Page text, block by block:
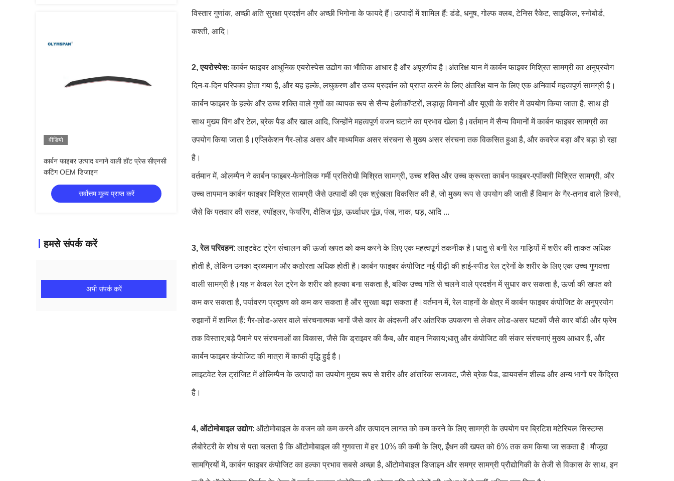
वीडियो
कार्बन फाइबर उत्पाद बनाने वाली हॉट प्रेस सीएनसी
कटिंग OEM डिजाइन
सर्वोत्तम मूल्य प्राप्त करें
हमसे संपर्क करें
अभी संपर्क करें
विस्तार गुणांक, अच्छी क्षति सुरक्षा प्रदर्शन और अच्छी भिगोना के फायदे हैं।उत्पादों में शामिल हैं: डंडे, धनुष, गोल्फ क्लब, टेनिस रैकेट, साइकिल, स्नोबोर्ड,
कश्ती, आदि।
2, एयरोस्पेस: कार्बन फाइबर आधुनिक एयरोस्पेस उद्योग का भौतिक आधार है और अपूरणीय है।अंतरिक्ष यान में कार्बन फाइबर मिश्रित सामग्री का अनुप्रयोग
दिन-ब-दिन परिपक्व होता गया है, और यह हल्के, लघुकरण और उच्च प्रदर्शन को प्राप्त करने के लिए अंतरिक्ष यान के लिए एक अनिवार्य महत्वपूर्ण सामग्री है।
कार्बन फाइबर के हल्के और उच्च शक्ति वाले गुणों का व्यापक रूप से सैन्य हेलीकॉप्टरों, लड़ाकू विमानों और यूएवी के शरीर में उपयोग किया जाता है, साथ ही
साथ मुख्य विंग और टेल, ब्रेक पैड और खाल आदि, जिन्होंने महत्वपूर्ण वजन घटाने का प्रभाव खेला है।वर्तमान में सैन्य विमानों में कार्बन फाइबर सामग्री का
उपयोग किया जाता है।एप्लिकेशन गैर-लोड असर और माध्यमिक असर संरचना से मुख्य असर संरचना तक विकसित हुआ है, और कवरेज बड़ा और बड़ा हो रहा
है।
वर्तमान में, ओलम्पैन ने कार्बन फाइबर-फेनोलिक गर्मी प्रतिरोधी मिश्रित सामग्री, उच्च शक्ति और उच्च क्रूरता कार्बन फाइबर-एपॉक्सी मिश्रित सामग्री, और
उच्च तापमान कार्बन फाइबर मिश्रित सामग्री जैसे उत्पादों की एक श्रृंखला विकसित की है, जो मुख्य रूप से उपयोग की जाती हैं विमान के गैर-तनाव वाले हिस्से,
जैसे कि पतवार की सतह, स्पॉइलर, फेयरिंग, क्षैतिज पूंछ, ऊर्ध्वाधर पूंछ, पंख, नाक, धड़, आदि ...
3, रेल परिवहन: लाइटवेट ट्रेन संचालन की ऊर्जा खपत को कम करने के लिए एक महत्वपूर्ण तकनीक है।धातु से बनी रेल गाड़ियों में शरीर की ताकत अधिक
होती है, लेकिन उनका द्रव्यमान और कठोरता अधिक होती है।कार्बन फाइबर कंपोजिट नई पीढ़ी की हाई-स्पीड रेल ट्रेनों के शरीर के लिए एक उच्च गुणवत्ता
वाली सामग्री है।यह न केवल रेल ट्रेन के शरीर को हल्का बना सकता है, बल्कि उच्च गति से चलने वाले प्रदर्शन में सुधार कर सकता है, ऊर्जा की खपत को
कम कर सकता है, पर्यावरण प्रदूषण को कम कर सकता है और सुरक्षा बढ़ा सकता है।वर्तमान में, रेल वाहनों के क्षेत्र में कार्बन फाइबर कंपोजिट के अनुप्रयोग
रुझानों में शामिल हैं: गैर-लोड-असर वाले संरचनात्मक भागों जैसे कार के अंदरूनी और आंतरिक उपकरण से लेकर लोड-असर घटकों जैसे कार बॉडी और फ्रेम
तक विस्तार;बड़े पैमाने पर संरचनाओं का विकास, जैसे कि ड्राइवर की कैब, और वाहन निकाय;धातु और कंपोजिट की संकर संरचनाएं मुख्य आधार हैं, और
कार्बन फाइबर कंपोजिट की मात्रा में काफी वृद्धि हुई है।
लाइटवेट रेल ट्रांजिट में ओलिम्पैन के उत्पादों का उपयोग मुख्य रूप से शरीर और आंतरिक सजावट, जैसे ब्रेक पैड, डायवर्सन शील्ड और अन्य भागों पर केंद्रित
है।
4, ऑटोमोबाइल उद्योग: ऑटोमोबाइल के वजन को कम करने और उत्पादन लागत को कम करने के लिए सामग्री के उपयोग पर ब्रिटिश मटेरियल सिस्टम्स
लैबोरेटरी के शोध से पता चलता है कि ऑटोमोबाइल की गुणवत्ता में हर 10% की कमी के लिए, ईंधन की खपत को 6% तक कम किया जा सकता है।मौजूदा
सामग्रियों में, कार्बन फाइबर कंपोजिट का हल्का प्रभाव सबसे अच्छा है, ऑटोमोबाइल डिजाइन और समग्र सामग्री प्रौद्योगिकी के तेजी से विकास के साथ, इन